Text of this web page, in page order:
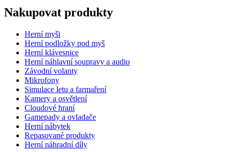
Nakupovat produkty
Herní myši
Herní podložky pod myš
Herní klávesnice
Herní náhlavní soupravy a audio
Závodní volanty
Mikrofony
Simulace letu a farmaření
Kamery a osvětlení
Cloudové hraní
Gamepady a ovladače
Herní nábytek
Repasované produkty
Herní náhradní díly